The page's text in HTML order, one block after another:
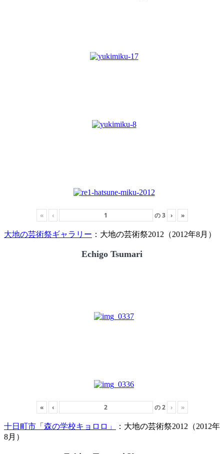
« ‹ の3 › »
大地の芸術祭ギャラリー ：大地の芸術祭2012（2012年8月）
Echigo Tsumari
« ‹ の2 › »
十日町市「森の学校キョロロ」
：大地の芸術祭2012（2012年
8月）